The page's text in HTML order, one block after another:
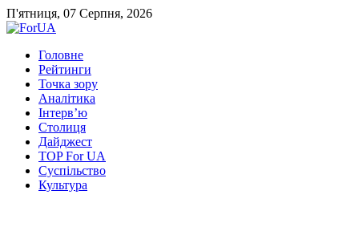
П'ятниця, 07 Серпня, 2026
Головне
Рейтинги
Точка зору
Аналітика
Інтерв’ю
Столиця
Дайджест
TOP For UA
Суспiльство
Культура